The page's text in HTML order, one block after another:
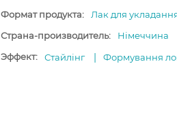
Формат продукта:
Лак для
Страна-производитель:
Німеччина
Эффект:
Стайлінг Формування